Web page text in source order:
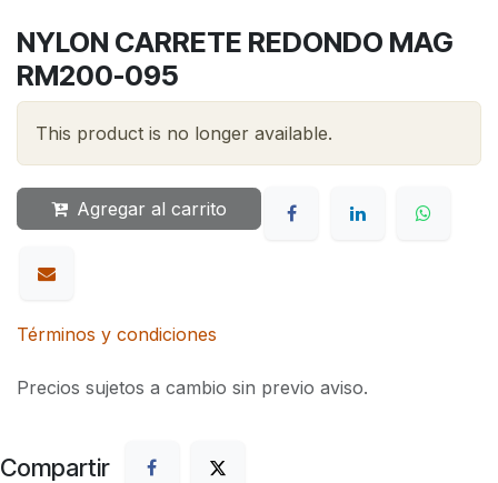
NYLON CARRETE REDONDO MAG
RM200-095
This product is no longer available.
Agregar al carrito
Términos y condiciones
Precios sujetos a cambio sin previo aviso.
Compartir